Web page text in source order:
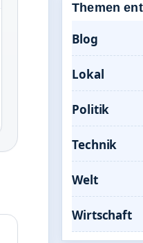
Themen
Blog
Lokal
Politik
Technik
Welt
Wirtschaft